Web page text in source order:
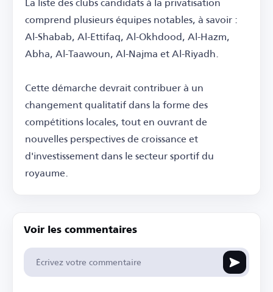
comprend plusieurs équipes notables, à savoir :
Al-Shabab, Al-Ettifaq, Al-Okhdood, Al-Hazm,
Abha, Al-Taawoun, Al-Najma et Al-Riyadh.
Cette démarche devrait contribuer à un
changement qualitatif dans la forme des
compétitions locales, tout en ouvrant de
nouvelles perspectives de croissance et
d'investissement dans le secteur sportif du
royaume.
Voir les commentaires